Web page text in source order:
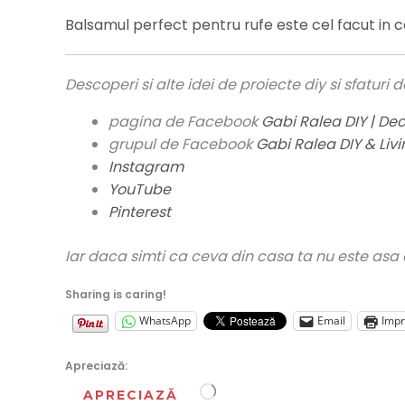
Balsamul perfect pentru rufe este cel facut in
Descoperi si alte idei de proiecte diy si
pagina de FacebookGabi Ralea DIY |
grupul de FacebookGabi Ralea DIY &
Instagram
YouTube
Pinterest
Iar daca simti ca ceva din casa ta nu este
Sharing is caring!
WhatsApp
Email
Apreciază:
APRECIAZĂ Încarc...